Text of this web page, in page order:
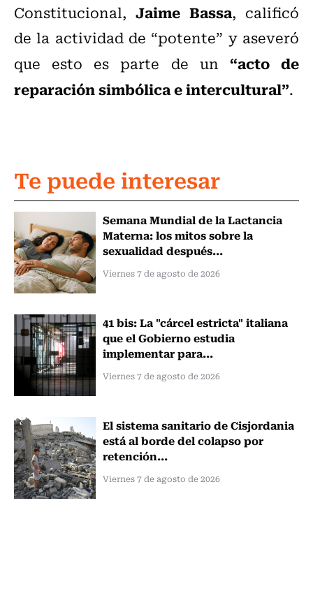
Constitucional, Jaime Bassa, calificó
de la actividad de “potente” y aseveró
que esto es parte de un “acto de
reparación simbólica e intercultural”.
Te puede interesar
Semana Mundial de la Lactancia
Materna: los mitos sobre la
sexualidad después...
Viernes 7 de agosto de 2026
41 bis: La "cárcel estricta" italiana
que el Gobierno estudia
implementar para...
Viernes 7 de agosto de 2026
El sistema sanitario de Cisjordania
está al borde del colapso por
retención...
Viernes 7 de agosto de 2026